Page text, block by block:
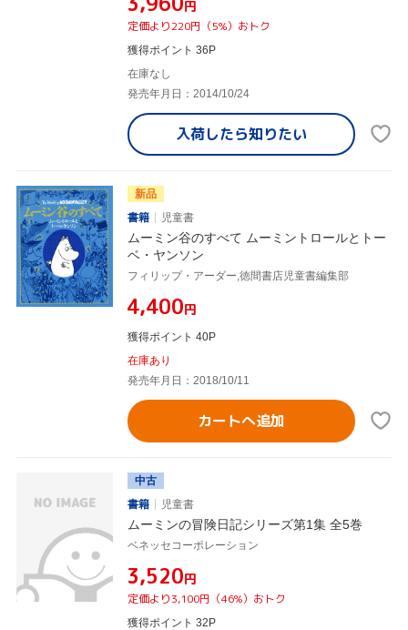
円
定価より220円（5%）おトク
獲得ポイント 36P
在庫なし
発売年月日：2014/10/24
入荷したら知りたい
新品
書籍
児童書
ムーミン谷のすべて ムーミントロールとトー
ベ・ヤンソン
フィリップ・アーダー,徳間書店児童書編集部
¥4,400円
獲得ポイント 40P
在庫あり
発売年月日：2018/10/11
カートへ追加
中古
書籍
児童書
ムーミンの冒険日記シリーズ第1集 全5巻
ベネッセコーポレーション
¥3,520円
定価より3,100円（46%）おトク
獲得ポイント 32P